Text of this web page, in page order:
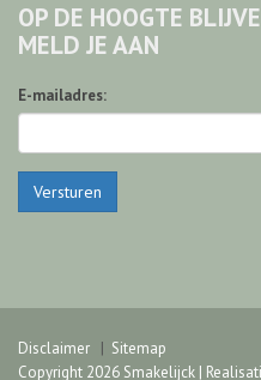
OP DE HOOGTE
MELD JE AAN
E-mailadres:
Versturen
Disclaimer
Sitemap
Copyright 2026 Smakelijck |